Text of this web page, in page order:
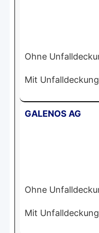
Ohne
Mit
GALENOS AG
Ohne
Mit